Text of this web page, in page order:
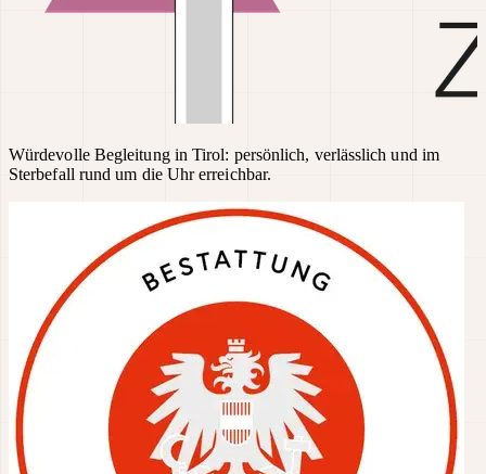
Würdevolle Begleitung in Tirol: persönlich, verlässlich und im
Sterbefall rund um die Uhr erreichbar.